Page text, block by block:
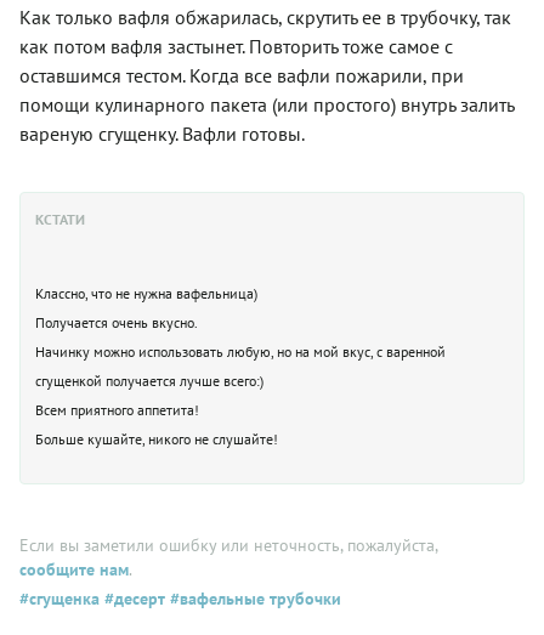
Как только вафля обжарилась, скрутить ее в трубочку, так
как потом вафля застынет. Повторить тоже самое с
оставшимся тестом. Когда все вафли пожарили, при
помощи кулинарного пакета (или простого) внутрь залить
вареную сгущенку. Вафли готовы.
КСТАТИ
Классно, что не нужна вафельница)
Получается очень вкусно.
Начинку можно использовать любую, но на мой вкус, с варенной
сгущенкой получается лучше всего:)
Всем приятного аппетита!
Больше кушайте, никого не слушайте!
Если вы заметили ошибку или неточность, пожалуйста,
сообщите нам.
#сгущенка #десерт #вафельные трубочки